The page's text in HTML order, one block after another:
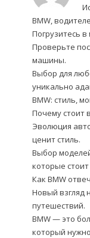
BMW,
Погрузитесь в
Проверьте
машины.
Выбор для
уникально
BMW: стиль,
Почему стоит
Эволюция
ценит стиль.
Выбор
которые
Как BMW
Новый взгляд
путешествий.
BMW — это
который